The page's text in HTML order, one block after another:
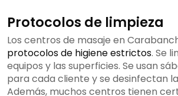
Protocolos de limpieza
Los centros de masaje en
protocolos de higiene estrictos. Se
equipos y las superficies. Se usan
para cada cliente y se desinfectan
Además, muchos centros tienen